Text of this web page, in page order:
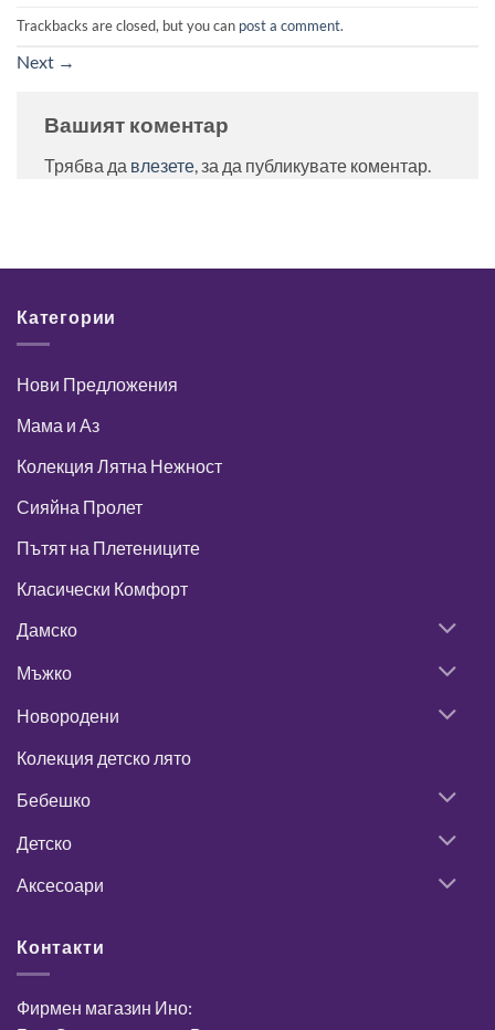
Trackbacks are closed, but you can post a comment.
Next →
Вашият коментар
Трябва да влезете, за да публикувате коментар.
Категории
Нови Предложения
Мама и Аз
Колекция Лятна Нежност
Сияйна Пролет
Пътят на Плетениците
Класически Комфорт
Дамско
Мъжко
Новородени
Колекция детско лято
Бебешко
Детско
Аксесоари
Контакти
Фирмен магазин Ино: